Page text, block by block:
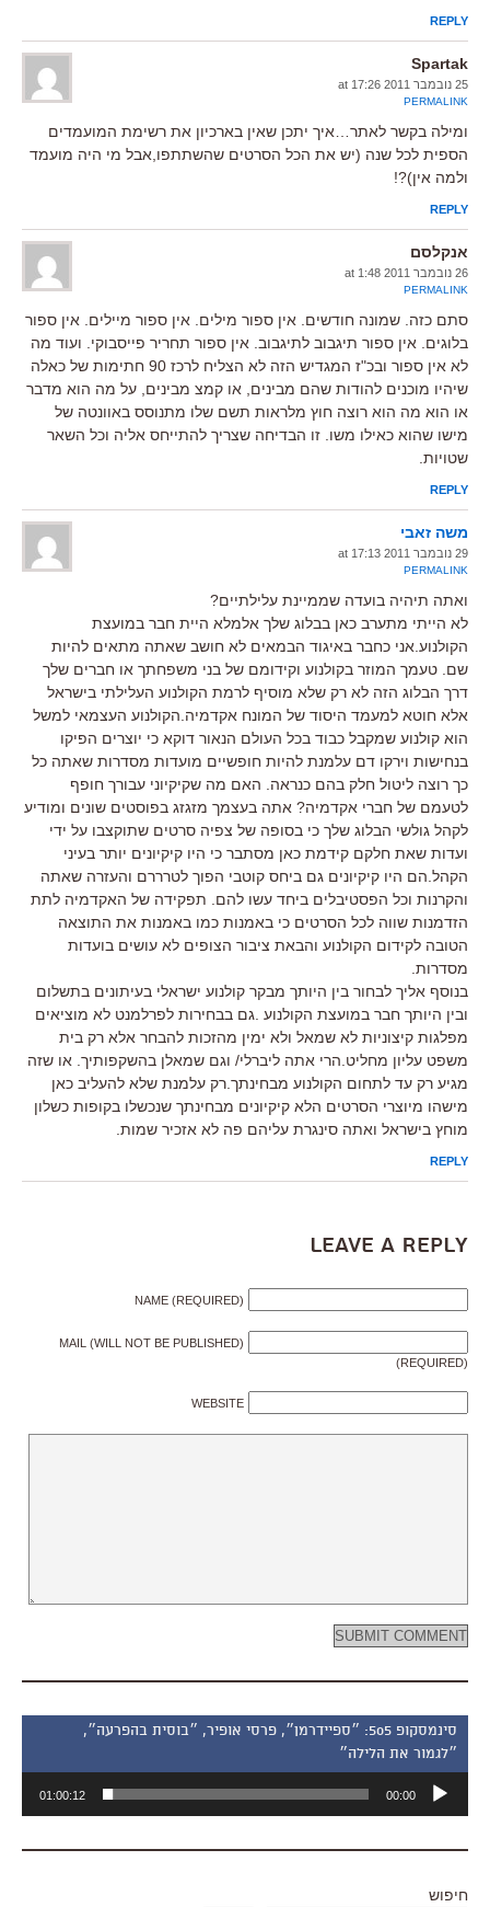
REPLY
Spartak
25 נובמבר 2011 at 17:26
PERMALINK
ומילה בקשר לאתר…איך יתכן שאין בארכיון את רשימת המועמדים
הספית לכל שנה (יש את הכל הסרטים שהשתתפו,אבל מי היה מועמד
ולמה אין)?!
REPLY
אנקלסם
26 נובמבר 2011 at 1:48
PERMALINK
סתם כזה. שמונה חודשים. אין ספור מילים. אין ספור מיילים. אין ספור
בלוגים. אין ספור תיגבוב לתיגבוב. אין ספור תחריר פייסבוקי. ועוד מה
לא אין ספור ובכ"ז המגדיש הזה לא הצליח לרכז 90 חתימות של כאלה
שיהיו מוכנים להודות שהם מבינים, או קמצ מבינים, על מה הוא מדבר
או הוא מה הוא רוצה חוץ מלראות תשם שלו מתנוסס באוונטה של
מישו שהוא כאילו משו. זו הבדיחה שצריך להתייחס אליה וכל השאר
שטויות.
REPLY
משה זאבי
29 נובמבר 2011 at 17:13
PERMALINK
ואתה תיהיה בועדה שממיינת עלילתיים?
לא הייתי מתערב כאן בבלוג שלך אלמלא היית חבר במועצת
הקולנוע.אני כחבר באיגוד הבמאים לא חושב שאתה מתאים להיות
שם. טעמך המוזר בקולנוע וקידומם של בני משפחתך או חברים שלך
דרך הבלוג הזה לא רק שלא מוסיף לרמת הקולנוע העלילתי בישראל
אלא חוטא למעמד היסוד של המונח אקדמיה.הקולנוע העצמאי למשל
הוא קולנוע שמקבל כבוד בכל העולם הנאור דוקא כי יוצרים הפיקו
בנחישות וירקו דם עלמנת להיות חופשיים מועדות מסדרות שאתה כל
כך רוצה ליטול חלק בהם כנראה. האם מה שקיקיוני עבורך חופף
לטעמם של חברי אקדמיה? אתה בעצמך מזגזג בפוסטים שונים ומודיע
לקהל גולשי הבלוג שלך כי בסופה של צפיה סרטים שתוקצבו על ידי
ועדות שאת חלקם קידמת כאן מסתבר כי היו קיקיונים יותר בעיני
הקהל.הם היו קיקיונים גם ביחס קוטבי הפוך לטרררם והעזרה שאתה
והקרנות וכל הפסטיבלים ביחד עשו להם. תפקידה של האקדמיה לתת
הזדמנות שווה לכל הסרטים כי באמנות כמו באמנות את התוצאה
הטובה לקידום הקולנוע והבאת ציבור הצופים לא עושים בועדות
מסדרות.
בנוסף אליך לבחור בין היותך מבקר קולנוע ישראלי בעיתונים בתשלום
ובין היותך חבר במועצת הקולנוע .גם בבחירות לפרלמנט לא מוציאים
מפלגות קיצוניות לא שמאל ולא ימין מהזכות להבחר אלא רק בית
משפט עליון מחליט.הרי אתה ליברלי/ וגם שמאלן בהשקפותיך. או שזה
מגיע רק עד לתחום הקולנוע מבחינתך.רק עלמנת שלא להעליב כאן
מישהו מיוצרי הסרטים הלא קיקיונים מבחינתך שנכשלו בקופות כשלון
מוחץ בישראל ואתה סינגרת עליהם פה לא אזכיר שמות.
REPLY
Leave a Reply
NAME (REQUIRED)
MAIL (WILL NOT BE PUBLISHED)
(REQUIRED)
WEBSITE
סינמסקופ 505: ״ספיידרמן״, פרסי אופיר, ״בוסית בהפרעה״,
״לגמור את הלילה״
אודיו
00:00
01:00:12
חיפוש